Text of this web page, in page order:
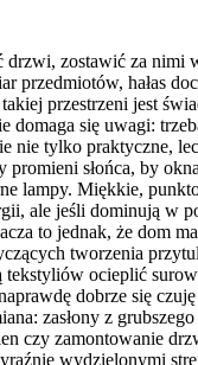
zostawić za nimi
przedmiotów, hałas
przestrzeni jest
się uwagi:
tylko praktyczne,
słońca, by
lampy. Miękkie,
ale jeśli dominują w
to jednak, że
tworzenia
ocieplić
dobrze się
zasłony z
czy zamontowanie
wydzielonymi